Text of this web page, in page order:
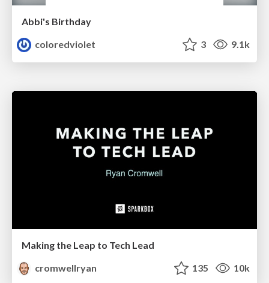
Abbi's Birthday
coloredviolet
3 9.1k
Making the Leap to Tech Lead
cromwellryan
135 10k